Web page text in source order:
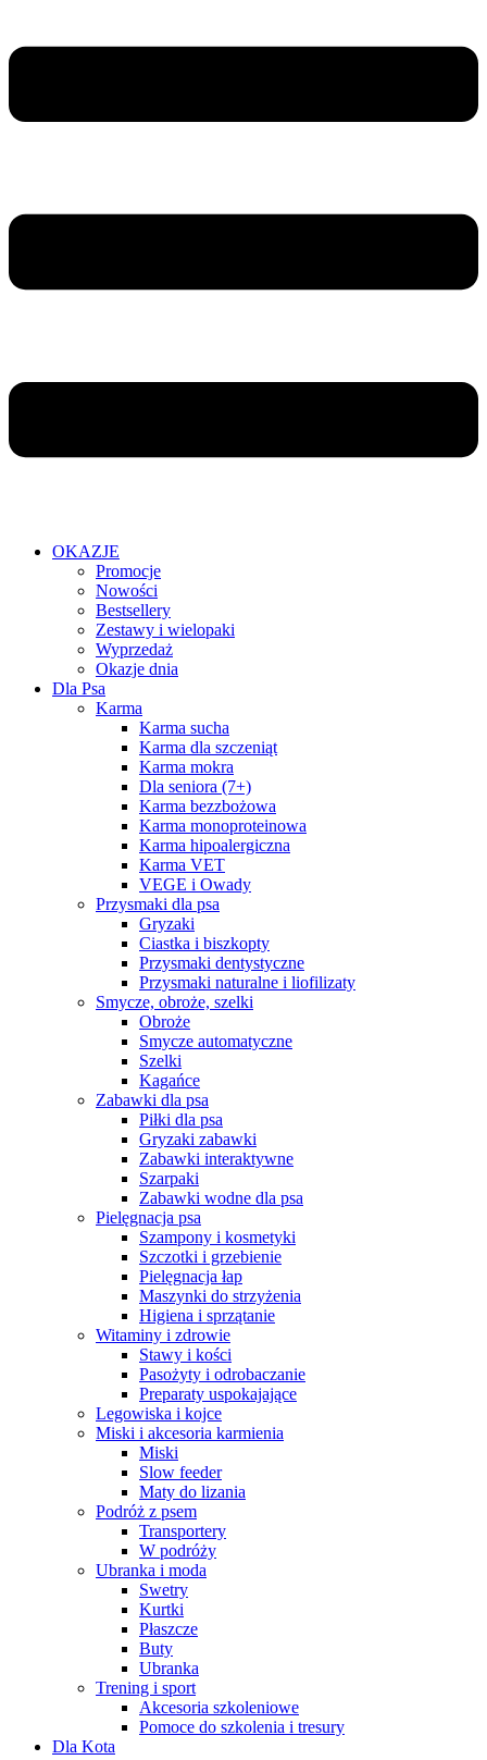
OKAZJE
Promocje
Nowości
Bestsellery
Zestawy i wielopaki
Wyprzedaż
Okazje dnia
Dla Psa
Karma
Karma sucha
Karma dla szczeniąt
Karma mokra
Dla seniora (7+)
Karma bezzbożowa
Karma monoproteinowa
Karma hipoalergiczna
Karma VET
VEGE i Owady
Przysmaki dla psa
Gryzaki
Ciastka i biszkopty
Przysmaki dentystyczne
Przysmaki naturalne i liofilizaty
Smycze, obroże, szelki
Obroże
Smycze automatyczne
Szelki
Kagańce
Zabawki dla psa
Piłki dla psa
Gryzaki zabawki
Zabawki interaktywne
Szarpaki
Zabawki wodne dla psa
Pielęgnacja psa
Szampony i kosmetyki
Szczotki i grzebienie
Pielęgnacja łap
Maszynki do strzyżenia
Higiena i sprzątanie
Witaminy i zdrowie
Stawy i kości
Pasożyty i odrobaczanie
Preparaty uspokajające
Legowiska i kojce
Miski i akcesoria karmienia
Miski
Slow feeder
Maty do lizania
Podróż z psem
Transportery
W podróży
Ubranka i moda
Swetry
Kurtki
Płaszcze
Buty
Ubranka
Trening i sport
Akcesoria szkoleniowe
Pomoce do szkolenia i tresury
Dla Kota